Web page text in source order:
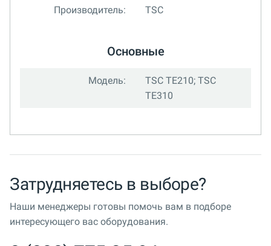
Производитель: TSC
Основные
Модель:
TSC TE210; TSC
TE310
Затрудняетесь в выборе?
Наши менеджеры готовы помочь вам в подборе
интересующего вас оборудования.